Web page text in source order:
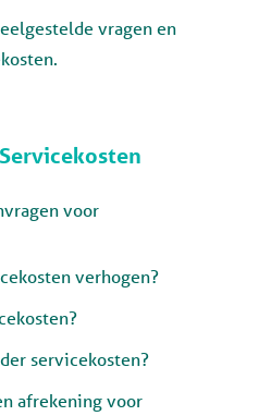
vragen en
Servicekosten
verhogen?
servicekosten?